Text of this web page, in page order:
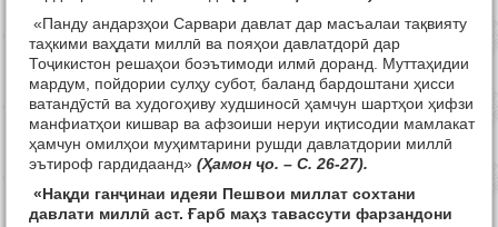
«Панду андарзҳои Сарвари давлат дар масъалаи тақвияту
таҳкими ваҳдати миллӣ ва пояҳои давлатдорӣ дар
Тоҷикистон решаҳои боэътимоди илмӣ доранд. Муттаҳидии
мардум, пойдории сулҳу субот, баланд бардоштани ҳисси
ватандӯстӣ ва худогоҳиву худшиносӣ ҳамчун шартҳои ҳифзи
манфиатҳои кишвар ва афзоиши неруи иқтисодии мамлакат
ҳамчун омилҳои муҳимтарини рушди давлатдории миллӣ
эътироф гардидаанд» (Ҳамон ҷо. – С. 26-27).
«Нақди ганҷинаи идеяи Пешвои миллат сохтани
давлати миллӣ аст. Ғарб маҳз тавассути фарзандони